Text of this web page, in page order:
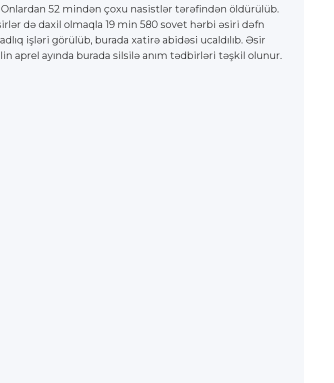
52 mindən çoxu nasistlər tərəfindən öldürülüb.
də daxil olmaqla 19 min 580 sovet hərbi əsiri dəfn
işləri görülüb, burada xatirə abidəsi ucaldılıb. Əsir
aprel ayında burada silsilə anım tədbirləri təşkil olunur.